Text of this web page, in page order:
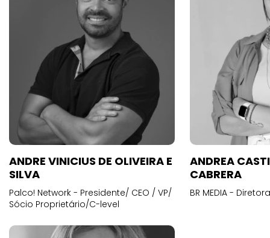
ANDRE VINICIUS DE OLIVEIRA E
SILVA
Palco! Network - Presidente/ CEO / VP/
Sócio Proprietário/C-level
ANDREA
CABRERA
BR MEDIA -